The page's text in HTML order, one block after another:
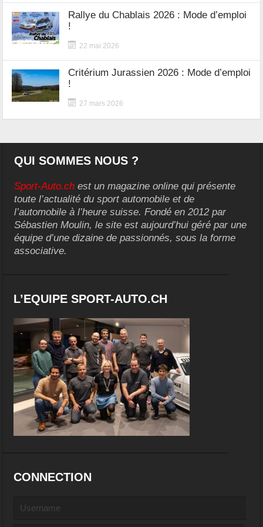
Rallye du Chablais 2026 : Mode d’emploi
!
22 mai 2026
Critérium Jurassien 2026 : Mode d’emploi
!
27 mars 2026
QUI SOMMES NOUS ?
Sport-Auto.ch est un magazine online qui présente
toute l’actualité du sport automobile et de
l’automobile à l’heure suisse. Fondé en 2012 par
Sébastien Moulin, le site est aujourd’hui géré par une
équipe d’une dizaine de passionnés, sous la forme
associative.
L’EQUIPE SPORT-AUTO.CH
CONNECTION